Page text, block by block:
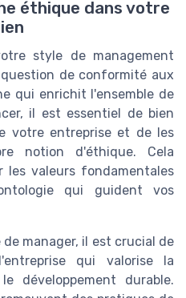
éthique dans votre
style de management
de conformité aux
qui enrichit l'ensemble de
il est essentiel de bien
votre entreprise et de les
notion d'éthique. Cela
les valeurs fondamentales
qui guident vos
manager, il est crucial de
qui valorise la
développement durable.